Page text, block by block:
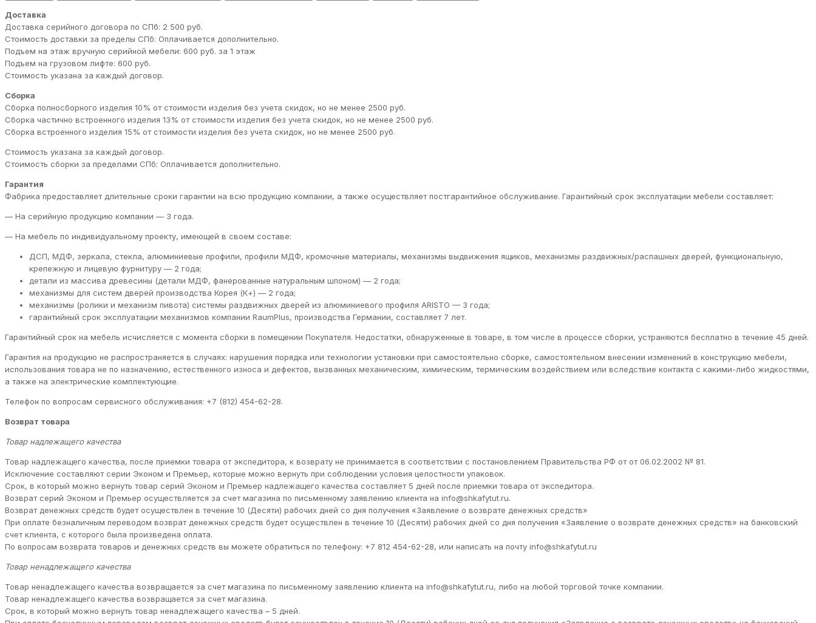
Доставка
Доставка серийного договора по СПб: 2 500 руб.
Стоимость доставки за пределы СПб: Оплачивается дополнительно.
Подъем на этаж вручную серийной мебели: 600 руб. за 1 этаж
Подъем на грузовом лифте: 600 руб.
Стоимость указана за каждый договор.
Сборка
Сборка полносборного изделия 10% от стоимости изделия без учета скидок, но не менее 2500 руб.
Сборка частично встроенного изделия 13% от стоимости изделия без учета скидок, но не менее 2500 руб.
Сборка встроенного изделия 15% от стоимости изделия без учета скидок, но не менее 2500 руб.
Стоимость указана за каждый договор.
Стоимость сборки за пределами СПб: Оплачивается дополнительно.
Гарантия
Фабрика предоставляет длительные сроки гарантии на всю продукцию компании, а также осуществляет постгарантийное обслуживание. Гарантийный срок эксплуатации мебели составляет:
— На серийную продукцию компании — 3 года.
— На мебель по индивидуальному проекту, имеющей в своем составе:
ДСП, МДФ, зеркала, стекла, алюминиевые профили, профили МДФ, кромочные материалы, механизмы выдвижения ящиков, механизмы раздвижных/распашных дверей, функциональную,
крепежную и лицевую фурнитуру — 2 года;
детали из массива древесины (детали МДФ, фанерованные натуральным шпоном) — 2 года;
механизмы для систем дверей производства Корея (К+) — 2 года;
механизмы (ролики и механизм пивота) системы раздвижных дверей из алюминиевого профиля ARISTO — 3 года;
гарантийный срок эксплуатации механизмов компании RaumPlus, производства Германии, составляет 7 лет.
Гарантийный срок на мебель исчисляется с момента сборки в помещении Покупателя. Недостатки, обнаруженные в товаре, в том числе в процессе сборки, устраняются бесплатно в течение 45 дней.
Гарантия на продукцию не распространяется в случаях: нарушения порядка или технологии установки при самостоятельно сборке, самостоятельном внесении изменений в конструкцию мебели,
использования товара не по назначению, естественного износа и дефектов, вызванных механическим, химическим, термическим воздействием или вследствие контакта с какими-либо жидкостями,
а также на электрические комплектующие.
Телефон по вопросам сервисного обслуживания: +7 (812) 454-62-28.
Возврат товара
Товар надлежащего качества
Товар надлежащего качества, после приемки товара от экспедитора, к возврату не принимается в соответствии с постановлением Правительства РФ от от 06.02.2002 № 81.
Исключение составляют серии Эконом и Премьер, которые можно вернуть при соблюдении условия целостности упаковок.
Срок, в который можно вернуть товар серий Эконом и Премьер надлежащего качества составляет 5 дней после приемки товара от экспедитора.
Возврат серий Эконом и Премьер осуществляется за счет магазина по письменному заявлению клиента на info@shkafytut.ru.
Возврат денежных средств будет осуществлен в течение 10 (Десяти) рабочих дней со дня получения «Заявление о возврате денежных средств»
При оплате безналичным переводом возврат денежных средств будет осуществлен в течение 10 (Десяти) рабочих дней со дня получения «Заявление о возврате денежных средств» на банковский
счет клиента, с которого была произведена оплата.
По вопросам возврата товаров и денежных средств вы можете обратиться по телефону: +7 812 454-62-28, или написать на почту info@shkafytut.ru
Товар ненадлежащего качества
Товар ненадлежащего качества возвращается за счет магазина по письменному заявлению клиента на info@shkafytut.ru, либо на любой торговой точке компании.
Товар ненадлежащего качества возвращается за счет магазина.
Срок, в который можно вернуть товар ненадлежащего качества – 5 дней.